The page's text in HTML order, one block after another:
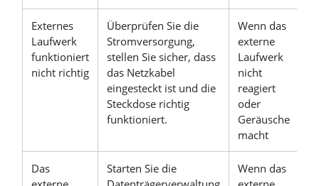
Externes
Laufwerk
funktioniert
nicht richtig
Überprüfen Sie die
Stromversorgung,
stellen Sie sicher, dass
das Netzkabel
eingesteckt ist und die
Steckdose richtig
funktioniert.
Wenn das
externe
Laufwerk
nicht
reagiert
oder
Geräusche
macht
Das
Starten Sie die
Wenn das